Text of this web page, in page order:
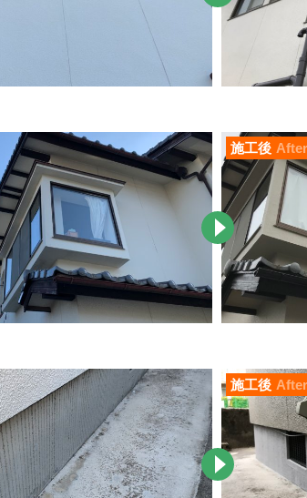
施工後 After
施工後 After